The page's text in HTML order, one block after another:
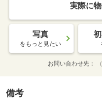
実際に
写真
をもっと見たい
お問い合わせ先
備考